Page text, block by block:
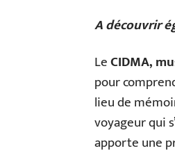
A découvrir
LeCIDMA,
pour
lieu de
voyageur qui
apporte une